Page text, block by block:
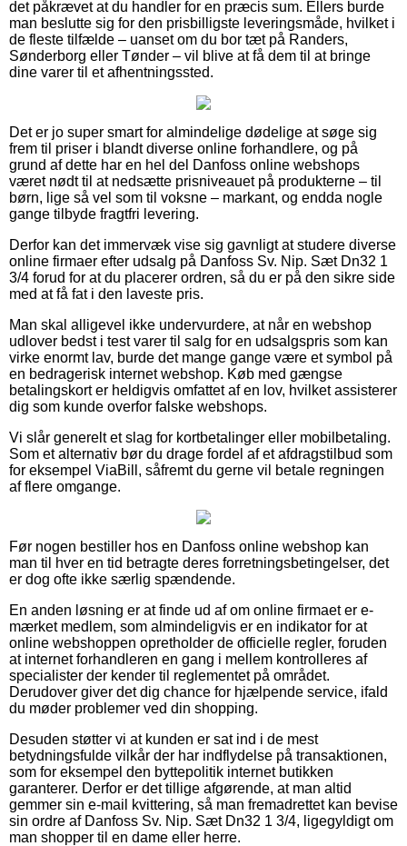
det påkrævet at du handler for en præcis sum. Ellers burde
man beslutte sig for den prisbilligste leveringsmåde, hvilket i
de fleste tilfælde – uanset om du bor tæt på Randers,
Sønderborg eller Tønder – vil blive at få dem til at bringe
dine varer til et afhentningssted.
Det er jo super smart for almindelige dødelige at søge sig
frem til priser i blandt diverse online forhandlere, og på
grund af dette har en hel del Danfoss online webshops
været nødt til at nedsætte prisniveauet på produkterne – til
børn, lige så vel som til voksne – markant, og endda nogle
gange tilbyde fragtfri levering.
Derfor kan det immervæk vise sig gavnligt at studere diverse
online firmaer efter udsalg på Danfoss Sv. Nip. Sæt Dn32 1
3/4 forud for at du placerer ordren, så du er på den sikre side
med at få fat i den laveste pris.
Man skal alligevel ikke undervurdere, at når en webshop
udlover bedst i test varer til salg for en udsalgspris som kan
virke enormt lav, burde det mange gange være et symbol på
en bedragerisk internet webshop. Køb med gængse
betalingskort er heldigvis omfattet af en lov, hvilket assisterer
dig som kunde overfor falske webshops.
Vi slår generelt et slag for kortbetalinger eller mobilbetaling.
Som et alternativ bør du drage fordel af et afdragstilbud som
for eksempel ViaBill, såfremt du gerne vil betale regningen
af flere omgange.
Før nogen bestiller hos en Danfoss online webshop kan
man til hver en tid betragte deres forretningsbetingelser, det
er dog ofte ikke særlig spændende.
En anden løsning er at finde ud af om online firmaet er e-
mærket medlem, som almindeligvis er en indikator for at
online webshoppen opretholder de officielle regler, foruden
at internet forhandleren en gang i mellem kontrolleres af
specialister der kender til reglementet på området.
Derudover giver det dig chance for hjælpende service, ifald
du møder problemer ved din shopping.
Desuden støtter vi at kunden er sat ind i de mest
betydningsfulde vilkår der har indflydelse på transaktionen,
som for eksempel den byttepolitik internet butikken
garanterer. Derfor er det tillige afgørende, at man altid
gemmer sin e-mail kvittering, så man fremadrettet kan bevise
sin ordre af Danfoss Sv. Nip. Sæt Dn32 1 3/4, ligegyldigt om
man shopper til en dame eller herre.